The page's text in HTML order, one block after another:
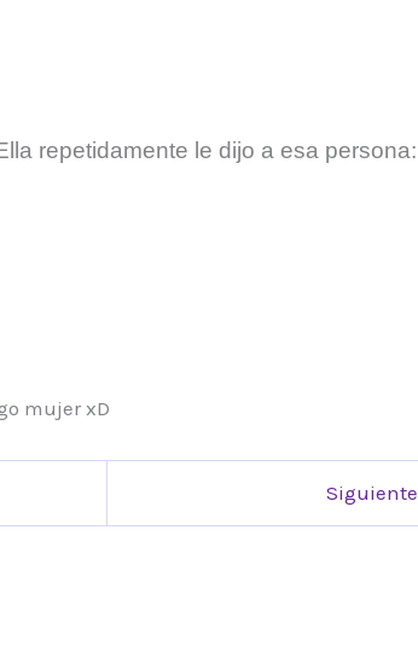
repetidamente le dijo a esa persona:
mujer xD
Siguiente